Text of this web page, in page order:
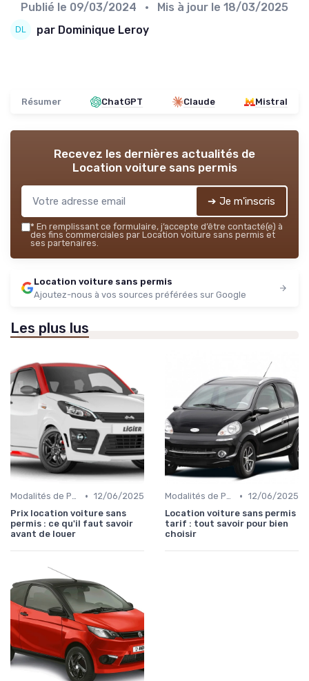
Publié le 09/03/2024 • Mis à jour le 18/03/2025
par Dominique Leroy
Résumer ChatGPT Claude Mistral
Recevez les dernières actualités de
Location voiture sans permis
➔ Je m'inscris
* En remplissant ce formulaire, j’accepte d’être contacté(e) à
des fins commerciales par Location voiture sans permis et
ses partenaires.
Location voiture sans permis
Ajoutez-nous à vos sources préférées sur Google
Les plus lus
Modalités de Paiement • 12/06/2025
Prix location voiture sans
permis : ce qu'il faut savoir
avant de louer
Modalités de Paiement • 12/06/2025
Location voiture sans permis
tarif : tout savoir pour bien
choisir